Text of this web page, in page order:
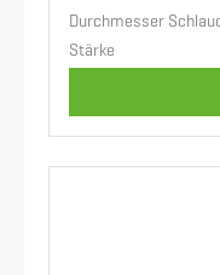
Durchmesser
Stärke